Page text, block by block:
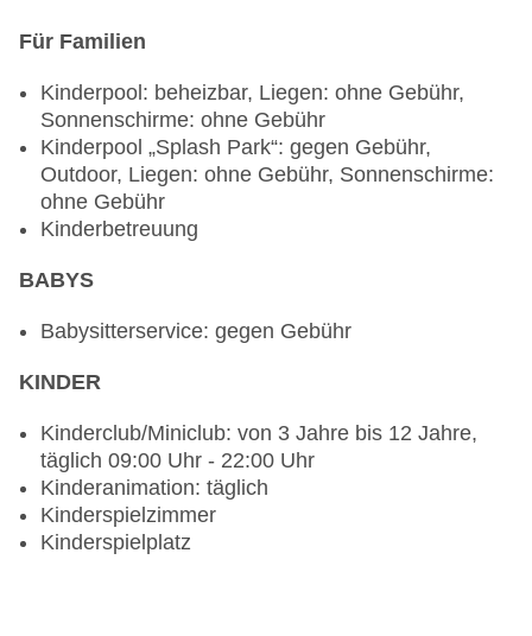
Kleidung erwünscht
glutenfreie Gerichte, à la carte, Reservierung
nicht notwendig, mehrmals pro Woche,
angemessene Kleidung erwünscht
Gourmetrestaurant „El Patio“: Küche:
mexikanisch, glutenfreie Gerichte, à la carte,
Reservierung nicht notwendig, mehrmals pro
Gourmetrestaurant „Oceana“: Küche:
carte, Reservierung nicht notwendig, mehrmals
Gourmetrestaurant „Bordeaux“: ab 18 Jahre,
Küche: französisch, glutenfreie Gerichte, à la
carte, Reservierung nicht notwendig, mehrmals
pro Woche, angemessene Kleidung erwünscht
Gourmetrestaurant „Seaside Grill“: Küche:
Fisch/Meeresfrüchte, Grillgerichte, glutenfreie
Gerichte, à la carte, Reservierung nicht
Für Familien
Kinderpool: beheizbar, Liegen: ohne Gebühr,
Sonnenschirme: ohne Gebühr
Kinderpool „Splash Park“: gegen Gebühr,
Outdoor, Liegen: ohne Gebühr, Sonnenschirme:
ohne Gebühr
Kinderbetreuung
BABYS
Babysitterservice: gegen Gebühr
KINDER
Kinderclub/Miniclub: von 3 Jahre bis 12 Jahre,
täglich 09:00 Uhr - 22:00 Uhr
Kinderanimation: täglich
Kinderspielzimmer
Kinderspielplatz